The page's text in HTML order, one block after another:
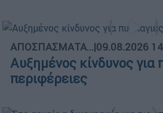
ΑΠΟΣΠΑΣΜΑΤΑ...|09.08.2026
Αυξημένος κίνδυνος για
περιφέρειες